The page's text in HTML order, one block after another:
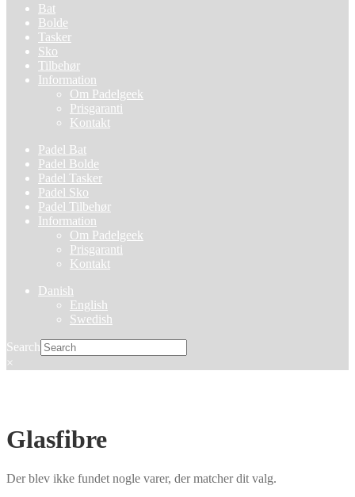
Bat
Bolde
Tasker
Sko
Tilbehør
Information
Om Padelgeek
Prisgaranti
Kontakt
Padel Bat
Padel Bolde
Padel Tasker
Padel Sko
Padel Tilbehør
Information
Om Padelgeek
Prisgaranti
Kontakt
Danish
English
Swedish
Search
×
Glasfibre
Der blev ikke fundet nogle varer, der matcher dit valg.